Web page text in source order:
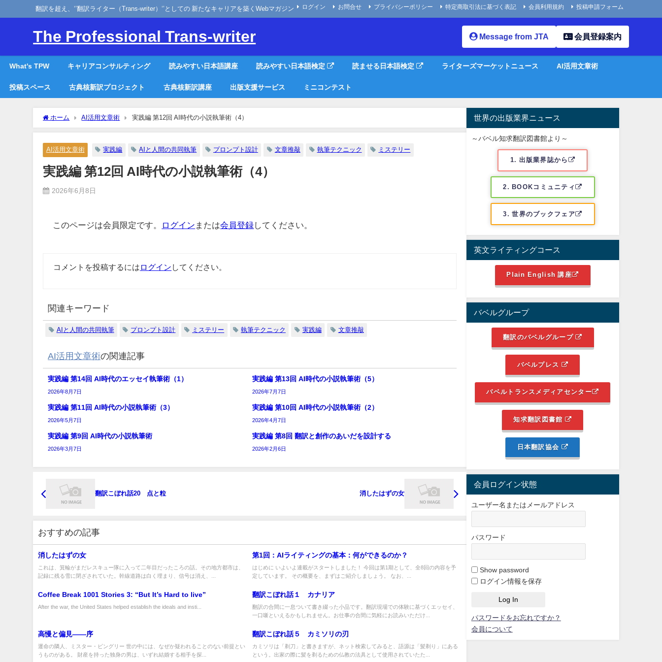
翻訳を超え、‘’翻訳ライター（Trans-writer）‘’としての 新たなキャリアを築くWebマガジン ログイン お問合せ プライバシーポリシー 特定商取引法に基づく表記 会員利用規約 投稿申請フォーム
The Professional Trans-writer Message from JTA 会員登録案内
What's TPW キャリアコンサルティング 読みやすい日本語講座 読みやすい日本語検定 読ませる日本語検定 ライターズマーケットニュース AI活用文章術
投稿スペース 古典核新訳プロジェクト 古典核新訳講座 出版支援サービス ミニコンテスト
ホーム AI活用文章術 実践編 第12回 AI時代の小説執筆術（4）
AI活用文章術 実践編 AIと人間の共同執筆 プロンプト設計 文章推敲 執筆テクニック ミステリー
実践編 第12回 AI時代の小説執筆術（4）
2026年6月8日
このページは会員限定です。 ログイン または会員登録してください。
コメントを投稿するには ログイン してください。
関連キーワード
AIと人間の共同執筆 プロンプト設計 ミステリー 執筆テクニック 実践編 文章推敲
AI活用文章術の関連記事
実践編 第14回 AI時代のエッセイ執筆術（1）
2026年8月7日
実践編 第13回 AI時代の小説執筆術（5）
2026年7月7日
実践編 第11回 AI時代の小説執筆術（3）
2026年5月7日
実践編 第10回 AI時代の小説執筆術（2）
2026年4月7日
実践編 第9回 AI時代の小説執筆術
2026年3月7日
実践編 第8回 翻訳と創作のあいだを設計する
2026年2月6日
翻訳こぼれ話20 点と粒 消したはずの女
おすすめの記事
消したはずの女
これは、箕輪がまだレスキュー隊に入って二年目だったころの話。その地方都市は、
記録に残る雪に閉ざされていた。幹線道路は白く埋まり、信号は消え、...
第1回：AIライティングの基本：何ができるのか？
はじめに いよいよ連載がスタートしました！ 今回は第1期として、全8回の内容を予
定しています。 その概要を、まずはご紹介しましょう。 なお、...
Coffee Break 1001 Stories 3: “But It’s Hard to live”
After the war, the United States helped establish the ideals and insti...
翻訳こぼれ話１ カナリア
翻訳の合間に一息ついて書き綴った小品です。翻訳現場での体験に基づくエッセイ、
一口噺といえるかもしれません。お仕事の合間に気軽にお読みいただけ...
高慢と偏見――序
運命の隣人、ミスター・ビングリー 世の中には、なぜか疑われることのない前提とい
うものがある。 財産を持った独身の男は、いずれ結婚する相手を探...
翻訳こぼれ話５ カミソリの刃
カミソリは「剃刀」と書きますが、ネット検索してみると、語源は「髪剃り」にある
という。出家の際に髪を剃るための仏教の法具として使用されていたた...
世界の出版業界ニュース
～バベル知求翻訳図書館より～
1. 出版業界誌から
2. BOOKコミュニティ
3. 世界のブックフェア
英文ライティングコース
Plain English 講座
バベルグループ
翻訳のバベルグループ
バベルプレス
バベルトランスメディアセンター
知求翻訳図書館
日本翻訳協会
会員ログイン状態
ユーザー名またはメールアドレス
パスワード
Show password
ログイン情報を保存
パスワードをお忘れですか？
会員について